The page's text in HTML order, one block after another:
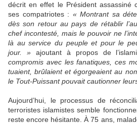
décrit en effet le Président assassiné
ses compatriotes : « Montrant sa
dès son retour au pays de rétablir
chef incontesté, mais le pouvoir ne
là au service du peuple et pour le
jour. »ajoutant à propos de
compromis avec les fanatiques, ces
tuaient, brûlaient et égorgeaient au
le Tout-Puissant pouvait cautionner
Aujourd’hui, le processus de
terroristes islamistes semble
reste encore hésitante. À 75 ans,